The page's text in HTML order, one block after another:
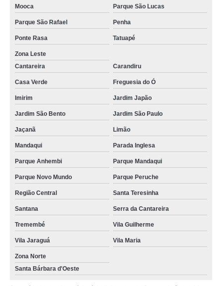
Mooca Parque São Lucas
Parque São Rafael Penha
Ponte Rasa Tatuapé
Zona Leste
Cantareira
Carandiru
Casa Verde Freguesia do Ó
Imirim Jardim Japão
Jardim São Bento Jardim São Paulo
Jaçanã Limão
Mandaqui Parada Inglesa
Parque Anhembi Parque Mandaqui
Parque Novo Mundo Parque Peruche
Região Central Santa Teresinha
Santana Serra da Cantareira
Tremembé Vila Guilherme
Vila Jaraguá Vila Maria
Zona Norte
Santa Bárbara d'Oeste